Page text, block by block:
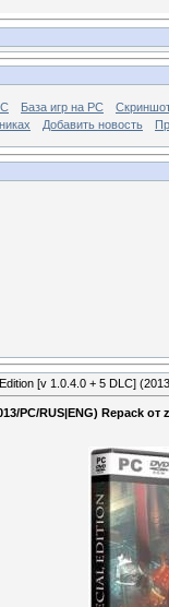
База игр на РС
Добавить новость
[v 1.0.4.0 + 5 DLC]
PC/RUS|ENG) Repack от